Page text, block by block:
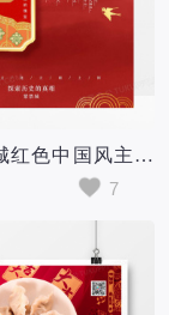
故宫紫禁城红色中国风主题红色大气海报
7